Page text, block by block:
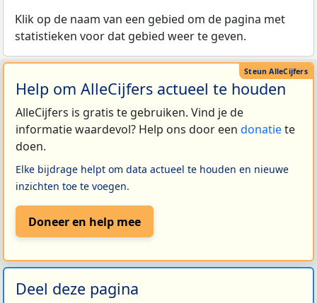
Klik op de naam van een gebied om de pagina met
statistieken voor dat gebied weer te geven.
Help om AlleCijfers actueel te houden
AlleCijfers is gratis te gebruiken. Vind je de
informatie waardevol? Help ons door een donatiete
doen.
Elke bijdrage helpt om data actueel te houden en nieuwe
inzichten toe te voegen.
Doneer en help mee
Deel deze pagina